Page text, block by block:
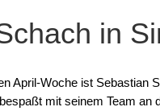
in
April-Woche ist Sebastian
mit seinem Team